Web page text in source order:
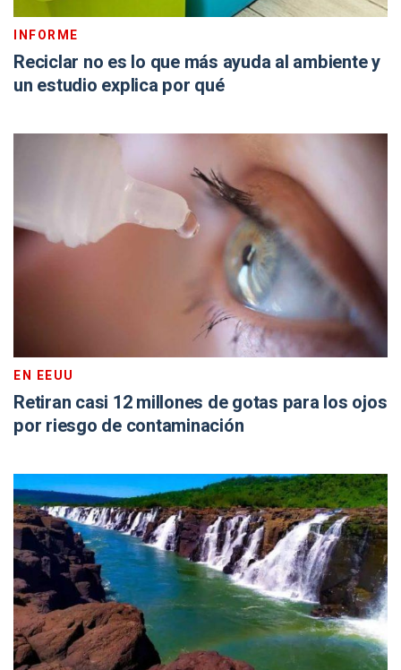
INFORME
Reciclar no es lo que más ayuda al ambiente y
un estudio explica por qué
EN EEUU
Retiran casi 12 millones de gotas para los ojos
por riesgo de contaminación